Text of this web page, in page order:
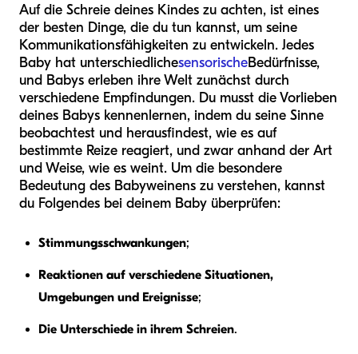
Auf die Schreie deines Kindes zu achten, ist eines
der besten Dinge, die du tun kannst, um seine
Kommunikationsfähigkeiten zu entwickeln. Jedes
Baby hat unterschiedlichesensorischeBedürfnisse,
und Babys erleben ihre Welt zunächst durch
verschiedene Empfindungen. Du musst die Vorlieben
deines Babys kennenlernen, indem du seine Sinne
beobachtest und herausfindest, wie es auf
bestimmte Reize reagiert, und zwar anhand der Art
und Weise, wie es weint. Um die besondere
Bedeutung des Babyweinens zu verstehen, kannst
du Folgendes bei deinem Baby überprüfen:
Stimmungsschwankungen;
Reaktionen auf verschiedene Situationen,
Umgebungen und Ereignisse;
Die Unterschiede in ihrem Schreien.